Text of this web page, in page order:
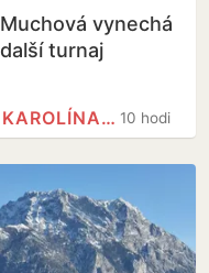
Muchová vynechá
další turnaj
10 hodin
KAROLÍNA MUCHOVÁ